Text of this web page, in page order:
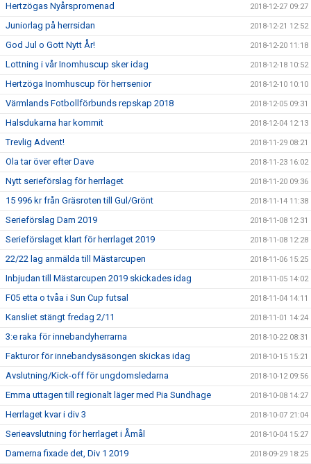
Hertzögas Nyårspromenad 2018-12-27 09:27
Juniorlag på herrsidan 2018-12-21 12:52
God Jul o Gott Nytt År! 2018-12-20 11:18
Lottning i vår Inomhuscup sker idag 2018-12-18 10:52
Hertzöga Inomhuscup för herrsenior 2018-12-10 10:10
Värmlands Fotbollförbunds repskap 2018 2018-12-05 09:31
Halsdukarna har kommit 2018-12-04 12:13
Trevlig Advent! 2018-11-29 08:21
Ola tar över efter Dave 2018-11-23 16:02
Nytt serieförslag för herrlaget 2018-11-20 09:36
15 996 kr från Gräsroten till Gul/Grönt 2018-11-14 11:38
Serieförslag Dam 2019 2018-11-08 12:31
Serieförslaget klart för herrlaget 2019 2018-11-08 12:28
22/22 lag anmälda till Mästarcupen 2018-11-06 15:25
Inbjudan till Mästarcupen 2019 skickades idag 2018-11-05 14:02
F05 etta o tvåa i Sun Cup futsal 2018-11-04 14:11
Kansliet stängt fredag 2/11 2018-11-01 14:24
3:e raka för innebandyherrarna 2018-10-22 08:31
Fakturor för innebandysäsongen skickas idag 2018-10-15 15:21
Avslutning/Kick-off för ungdomsledarna 2018-10-12 09:56
Emma uttagen till regionalt läger med Pia Sundhage 2018-10-08 14:27
Herrlaget kvar i div 3 2018-10-07 21:04
Serieavslutning för herrlaget i Åmål 2018-10-04 15:27
Damerna fixade det, Div 1 2019 2018-09-29 18:25